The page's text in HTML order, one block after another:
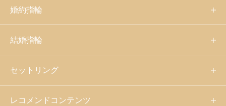
婚約指輪
結婚指輪
セットリング
レコメンドコンテンツ